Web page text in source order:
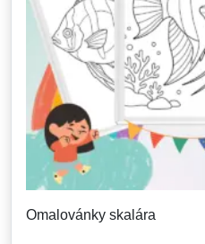
Omalovánky skalára